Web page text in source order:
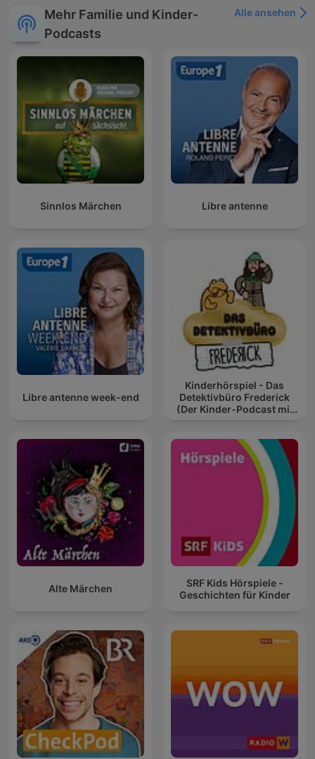
Mehr Familie und Kinder-
Podcasts
Alle ansehen
Sinnlos Märchen Libre antenne
Libre antenne week-end
Kinderhörspiel - Das
Detektivbüro Frederick
(Der Kinder-Podcast mit
Alte Märchen
SRF Kids Hörspiele -
Geschichten für Kinder